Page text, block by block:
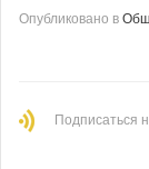
Опубликовано в
Подписаться